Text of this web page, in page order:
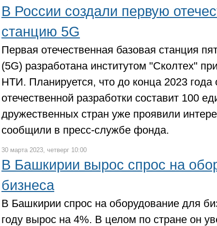
В России создали первую
станцию 5G
Первая отечественная базовая станция
(5G) разработана институтом "Сколтех"
НТИ. Планируется, что до конца 2023
отечественной разработки составит 100
дружественных стран уже проявили
сообщили в пресс-службе фонда.
30 марта 2023, четверг 10:00
В Башкирии вырос спрос на
бизнеса
В Башкирии спрос на оборудование для
году вырос на 4%. В целом по стране он